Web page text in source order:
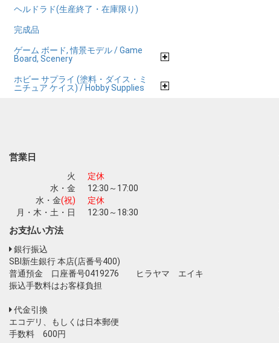
ヘルドラド(生産終了・在庫限り)
完成品
ゲーム ボード, 情景モデル / Game
Board, Scenery
ホビー サプライ (塗料・ダイス・ミ
ニチュア ケイス) / Hobby Supplies
営業日
火
定休
水・金
12:30～17:00
水・金(祝)
定休
月・木・土・日
12:30～18:30
お支払い方法
銀行振込
SBI新生銀行 本店(店番号400)
普通預金 口座番号0419276 ヒラヤマ エイキ
振込手数料はお客様負担
代金引換
エコデリ、もしくは日本郵便
手数料 600円